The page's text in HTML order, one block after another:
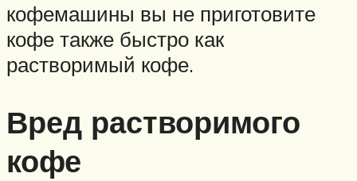
кофемашины вы не приготовите
кофе также быстро как
растворимый кофе.
Вред растворимого
кофе